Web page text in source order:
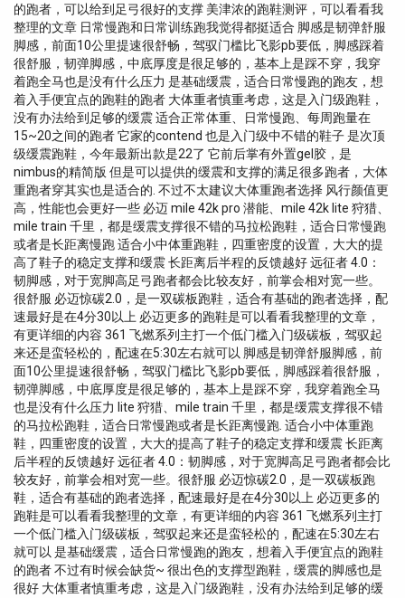
的跑者，可以给到足弓很好的支撑 美津浓的跑鞋测评，可以看看我
整理的文章 日常慢跑和日常训练跑我觉得都挺适合 脚感是韧弹舒服
脚感，前面10公里提速很舒畅，驾驭门槛比飞影pb要低，脚感踩着
很舒服，韧弹脚感，中底厚度是很足够的，基本上是踩不穿，我穿
着跑全马也是没有什么压力 是基础缓震，适合日常慢跑的跑友，想
着入手便宜点的跑鞋的跑者 大体重者慎重考虑，这是入门级跑鞋，
没有办法给到足够的缓震 适合正常体重、日常慢跑、每周跑量在
15~20之间的跑者 它家的contend 也是入门级中不错的鞋子 是次顶
级缓震跑鞋，今年最新出款是22了 它前后掌有外置gel胶，是
nimbus的精简版 但是可以提供的缓震和支撑的满足很多跑者，大体
重跑者穿其实也是适合的. 不过不太建议大体重跑者选择 风行颜值更
高，性能也会更好一些 必迈 mile 42k pro 潜能、mile 42k lite 狩猎、
mile train 千里，都是缓震支撑很不错的马拉松跑鞋，适合日常慢跑
或者是长距离慢跑 适合小中体重跑鞋，四重密度的设置，大大的提
高了鞋子的稳定支撑和缓震 长距离后半程的反馈越好 远征者 4.0：
韧脚感，对于宽脚高足弓跑者都会比较友好，前掌会相对宽一些。
很舒服 必迈惊碳2.0，是一双碳板跑鞋，适合有基础的跑者选择，配
速最好是在4分30以上 必迈更多的跑鞋是可以看看我整理的文章，
有更详细的内容 361 飞燃系列主打一个低门槛入门级碳板，驾驭起
来还是蛮轻松的，配速在5:30左右就可以 脚感是韧弹舒服脚感，前
面10公里提速很舒畅，驾驭门槛比飞影pb要低，脚感踩着很舒服，
韧弹脚感，中底厚度是很足够的，基本上是踩不穿，我穿着跑全马
也是没有什么压力 lite 狩猎、mile train 千里，都是缓震支撑很不错
的马拉松跑鞋，适合日常慢跑或者是长距离慢跑. 适合小中体重跑
鞋，四重密度的设置，大大的提高了鞋子的稳定支撑和缓震 长距离
后半程的反馈越好 远征者 4.0：韧脚感，对于宽脚高足弓跑者都会比
较友好，前掌会相对宽一些。很舒服 必迈惊碳2.0，是一双碳板跑
鞋，适合有基础的跑者选择，配速最好是在4分30以上 必迈更多的
跑鞋是可以看看我整理的文章，有更详细的内容 361 飞燃系列主打
一个低门槛入门级碳板，驾驭起来还是蛮轻松的，配速在5:30左右
就可以 是基础缓震，适合日常慢跑的跑友，想着入手便宜点的跑鞋
的跑者 不过有时候会缺货~ 很出色的支撑型跑鞋，缓震的脚感也是
很好 大体重者慎重考虑，这是入门级跑鞋，没有办法给到足够的缓